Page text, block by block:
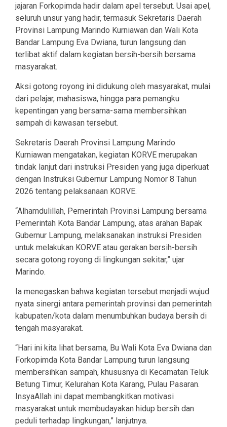
jajaran Forkopimda hadir dalam apel tersebut. Usai apel,
seluruh unsur yang hadir, termasuk Sekretaris Daerah
Provinsi Lampung Marindo Kurniawan dan Wali Kota
Bandar Lampung Eva Dwiana, turun langsung dan
terlibat aktif dalam kegiatan bersih-bersih bersama
masyarakat.
Aksi gotong royong ini didukung oleh masyarakat, mulai
dari pelajar, mahasiswa, hingga para pemangku
kepentingan yang bersama-sama membersihkan
sampah di kawasan tersebut.
Sekretaris Daerah Provinsi Lampung Marindo
Kurniawan mengatakan, kegiatan KORVE merupakan
tindak lanjut dari instruksi Presiden yang juga diperkuat
dengan Instruksi Gubernur Lampung Nomor 8 Tahun
2026 tentang pelaksanaan KORVE.
“Alhamdulillah, Pemerintah Provinsi Lampung bersama
Pemerintah Kota Bandar Lampung, atas arahan Bapak
Gubernur Lampung, melaksanakan instruksi Presiden
untuk melakukan KORVE atau gerakan bersih-bersih
secara gotong royong di lingkungan sekitar,” ujar
Marindo.
Ia menegaskan bahwa kegiatan tersebut menjadi wujud
nyata sinergi antara pemerintah provinsi dan pemerintah
kabupaten/kota dalam menumbuhkan budaya bersih di
tengah masyarakat.
“Hari ini kita lihat bersama, Bu Wali Kota Eva Dwiana dan
Forkopimda Kota Bandar Lampung turun langsung
membersihkan sampah, khususnya di Kecamatan Teluk
Betung Timur, Kelurahan Kota Karang, Pulau Pasaran.
InsyaAllah ini dapat membangkitkan motivasi
masyarakat untuk membudayakan hidup bersih dan
peduli terhadap lingkungan,” lanjutnya.